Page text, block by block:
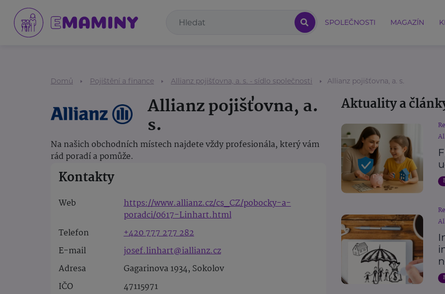
SPOLEČNOSTI MAGAZÍN
Domů Pojištění a finance Allianz pojišťovna, a. s. - sídlo společnosti Allianz pojišťovna, a. s.
Allianz pojišťovna, a.
s.
Na našich obchodních místech najdete vždy profesionála, který vám
rád poradí a pomůže.
Kontakty
Web
https://www.allianz.cz/cs_CZ/pobocky-a-
poradci/0617-Linhart.html
Telefon
+420 777 277 282
E-mail
josef.linhart@iallianz.cz
Adresa
Gagarinova 1934, Sokolov
IČO
47115971
Aktuality a